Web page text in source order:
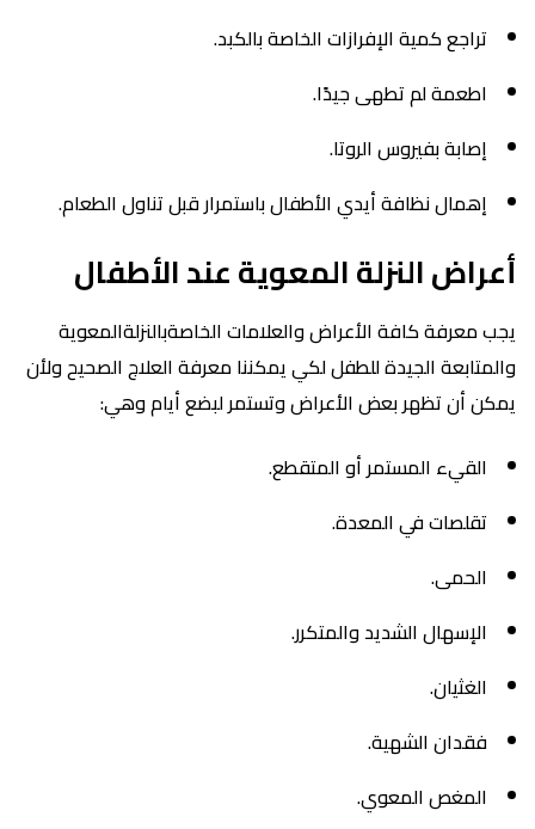
تراجع كمية الإفرازات الخاصة بالكبد.
اطعمة لم تطهى جيدًا.
إصابة بفيروس الروتا.
إهمال نظافة أيدي الأطفال باستمرار قبل تناول الطعام.
أعراض النزلة المعوية عند الأطفال
يجب معرفة كافة الأعراض والعلامات الخاصةبالنزلةالمعوية
والمتابعة الجيدة للطفل لكي يمكننا معرفة العلاج الصحيح ولأن
يمكن أن تظهر بعض الأعراض وتستمر لبضع أيام وهي:
القيء المستمر أو المتقطع.
تقلصات في المعدة.
الحمى.
الإسهال الشديد والمتكرر.
الغثيان.
فقدان الشهية.
المغص المعوي.